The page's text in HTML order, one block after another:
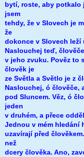
bytí, roste, aby potkalo
jsem
tehdy, že v Slovech je
že
dokonce v Slovech
Naslouchej teď,
v jeho zvuku. Pověz to
člověk je
ze Světla a Světlo je z
Naslouchej, ó člověče,
pod Sluncem. Věz, ó
jeden
v druhém, a přece
Jednou v mém hledání
uzavírají před
než
dcery člověka. Ano,